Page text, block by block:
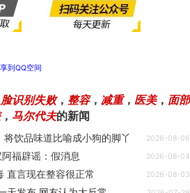
到QQ空间
脸识别失败， 整容， 减重， 医美， 面部
， 马尔代夫的新闻
饮品味道比喻成小狗的脚丫 2026-08-06
福辟谣：假消息 2026-08-04
直言现在整容很正常 2026-08-03